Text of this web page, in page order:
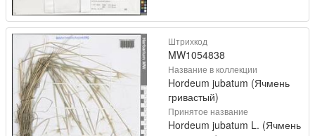
Штрихкод
MW1054838
Название в коллекции
Hordeum jubatum (Ячмень
гривастый)
Принятое название
Hordeum jubatum L. (Ячмень